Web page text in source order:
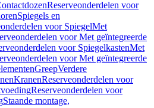
Reserveonderdelen voor
Spiegels en
voor SpiegelMet
voor Met geïntegreerde
voor SpiegelkastenMet
voor Met geïntegreerde
GreepVerdere
KranenReserveonderdelen voor
Reserveonderdelen voor
Staande montage,